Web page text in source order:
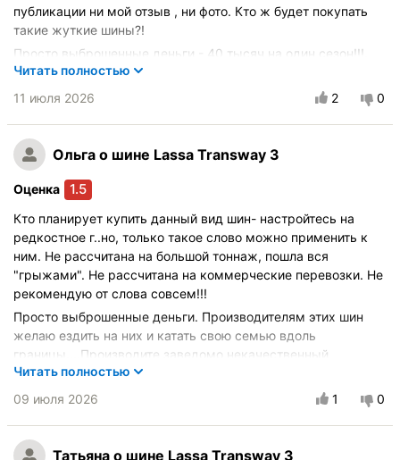
публикации ни мой отзыв , ни фото. Кто ж будет покупать
такие жуткие шины?!
Просто выброшенные деньги - 40 тысяч на один сезон!!!.
Производителям этих шин желаю ездить на них и катать
свою семью вдоль границы....Производите заведомо
покупателей.
Автомобиль: ГАЗ 3102
Купите опять?: Точно нет
Управление на сухой дороге
Управление на мокрой дороге
Комфорт при движении
Курсовая устойчивость
Читать полностью
11 июля 2026
2 0
Ольга о шине Lassa Transway 3
Оценка 1.5
Кто планирует купить данный вид шин- настройтесь на
редкостное г..но, только такое слово можно применить к
ним. Не рассчитана на большой тоннаж, пошла вся
"грыжами". Не рассчитана на коммерческие перевозки. Не
рекомендую от слова совсем!!!
Просто выброшенные деньги. Производителям этих шин
желаю ездить на них и катать свою семью вдоль
границы....Производите заведомо некачественный
продукцию. Прилагаю для подтверждения 3 фото с
дырками!!! Класс!!!
Читать полностью
09 июля 2026
1 0
Татьяна о шине Lassa Transway 3